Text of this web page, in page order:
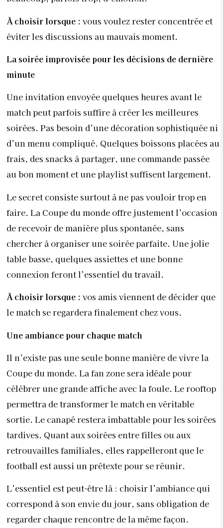
À choisir lorsque : vous voulez rester concentrée et
éviter les discussions au mauvais moment.
La soirée improvisée pour les décisions de dernière
minute
Une invitation envoyée quelques heures avant le
match peut parfois suffire à créer les meilleures
soirées. Pas besoin d’une décoration sophistiquée ni
d’un menu compliqué. Quelques boissons placées au
frais, des snacks à partager, une commande passée
au bon moment et une playlist suffisent largement.
Le secret consiste surtout à ne pas vouloir trop en
faire. La Coupe du monde offre justement l’occasion
de recevoir de manière plus spontanée, sans
chercher à organiser une soirée parfaite. Une jolie
table basse, quelques assiettes et une bonne
connexion feront l’essentiel du travail.
À choisir lorsque : vos amis viennent de décider que
le match se regardera finalement chez vous.
Une ambiance pour chaque match
Il n’existe pas une seule bonne manière de vivre la
Coupe du monde. La fan zone sera idéale pour
célébrer une grande affiche avec la foule. Le rooftop
permettra de transformer le match en véritable
sortie. Le canapé restera imbattable pour les soirées
tardives. Quant aux soirées entre filles ou aux
retrouvailles familiales, elles rappelleront que le
football est aussi un prétexte pour se réunir.
L’essentiel est peut-être là : choisir l’ambiance qui
correspond à son envie du jour, sans obligation de
regarder chaque rencontre de la même façon.